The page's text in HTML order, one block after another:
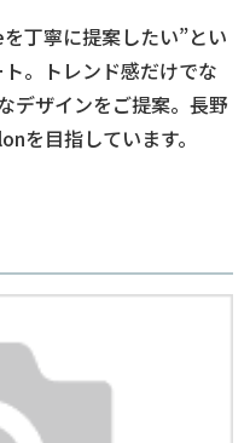
丁寧に提案したい”とい
。トレンド感だけでな
デザインをご提案。長野
を目指しています。